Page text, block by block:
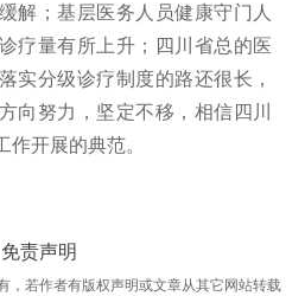
解；基层医务人员健康守门人
疗量有所上升；四川省总的医
实分级诊疗制度的路还很长，
向努力，坚定不移，相信四川
开展的典范。
免责声明
，若作者有版权声明或文章从其它网站转载